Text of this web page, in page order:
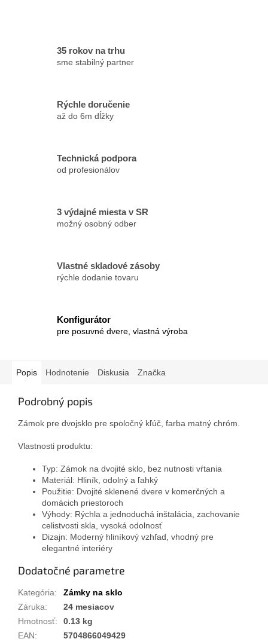
35 rokov na trhu
sme stabilný partner
Rýchle doručenie
až do 6m dĺžky
Technická podpora
od profesionálov
3 výdajné miesta v SR
možný osobný odber
Vlastné skladové zásoby
rýchle dodanie tovaru
Konfigurátor
pre posuvné dvere, vlastná výroba
Popis Hodnotenie Diskusia Značka
Podrobný popis
Zámok pre dvojsklo pre spoločný kľúč, farba matný chróm.
Vlastnosti produktu:
Typ: Zámok na dvojité sklo, bez nutnosti vŕtania
Materiál: Hliník, odolný a ľahký
Použitie: Dvojité sklenené dvere v komerčných a
domácich priestoroch
Výhody: Rýchla a jednoduchá inštalácia, zachovanie
celistvosti skla, vysoká odolnosť
Dizajn: Moderný hliníkový vzhľad, vhodný pre
elegantné interiéry
Dodatočné parametre
Kategória:
Zámky na sklo
Záruka:
24 mesiacov
Hmotnosť:
0.13 kg
EAN: 5704866049429